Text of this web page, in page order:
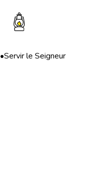
•Servir le Seigneur